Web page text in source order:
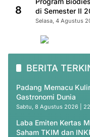
8
di Semester II
Selasa, 4 Agustus
BERITA
Padang Memacu
Gastronomi Dunia
Sabtu, 8 Agustus 2026 |
Laba Emiten Kertas
Saham TKIM dan